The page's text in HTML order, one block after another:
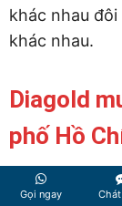
khác nhau
khác nhau.
Diagold
phố Hồ
Tuy là một
Gọi ngay